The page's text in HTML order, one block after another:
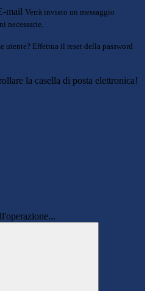
mail Verrà inviato un messaggio
necessarie.
utente? Effettua il reset della password
la casella di posta elettronica!